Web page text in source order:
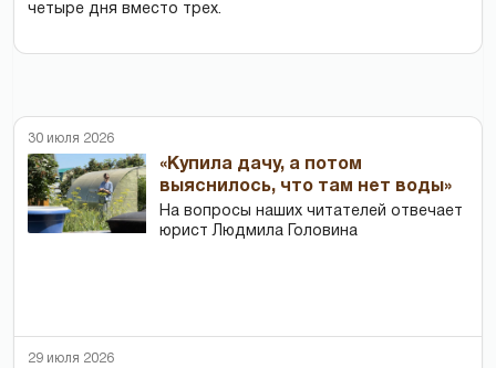
четыре дня вместо трех.
30 июля 2026
«Купила дачу, а потом
выяснилось, что там нет воды»
На вопросы наших читателей отвечает
юрист Людмила Головина
29 июля 2026